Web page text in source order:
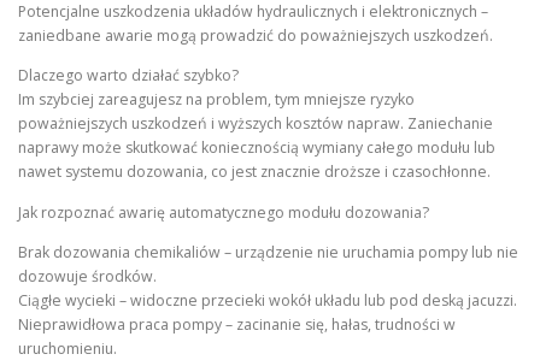
Potencjalne uszkodzenia układów hydraulicznych i elektronicznych –
zaniedbane awarie mogą prowadzić do poważniejszych uszkodzeń.
Dlaczego warto działać szybko?
Im szybciej zareagujesz na problem, tym mniejsze ryzyko
poważniejszych uszkodzeń i wyższych kosztów napraw. Zaniechanie
naprawy może skutkować koniecznością wymiany całego modułu lub
nawet systemu dozowania, co jest znacznie droższe i czasochłonne.
Jak rozpoznać awarię automatycznego modułu dozowania?
Brak dozowania chemikaliów – urządzenie nie uruchamia pompy lub nie
dozowuje środków.
Ciągłe wycieki – widoczne przecieki wokół układu lub pod deską jacuzzi.
Nieprawidłowa praca pompy – zacinanie się, hałas, trudności w
uruchomieniu.